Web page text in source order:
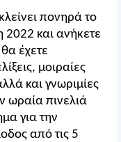
πονηρά το
2022 και ανήκετε
έχετε
μοιραίες
και γνωριμίες
πινελιά
για την
από τις 5